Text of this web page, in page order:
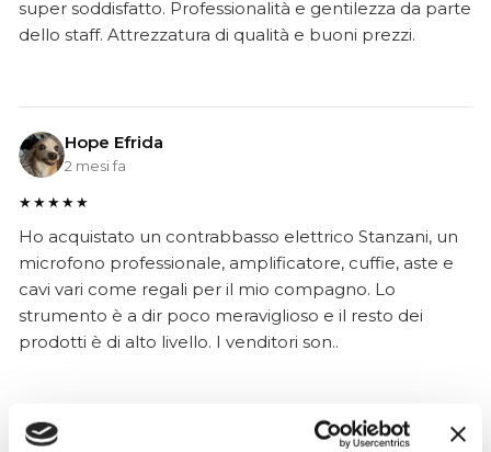
super soddisfatto. Professionalità e gentilezza da parte
dello staff. Attrezzatura di qualità e buoni prezzi.
Hope Efrida
2 mesi fa
★★★★★
Ho acquistato un contrabbasso elettrico Stanzani, un
microfono professionale, amplificatore, cuffie, aste e
cavi vari come regali per il mio compagno. Lo
strumento è a dir poco meraviglioso e il resto dei
prodotti è di alto livello. I venditori son..